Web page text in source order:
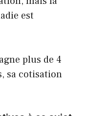
est
plus de 4
sa cotisation